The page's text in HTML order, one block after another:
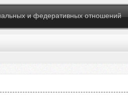
и федеративных отношений